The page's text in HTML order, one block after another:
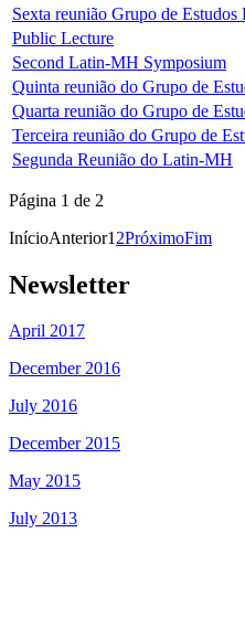
Sexta reunião Grupo de
Public Lecture
Second Latin-MH Symposium
Quinta reunião do Grupo de
Quarta reunião do Grupo de
Terceira reunião do Grupo de
Segunda Reunião do Latin-MH
Página 1 de 2
InícioAnterior1 2PróximoFim
Newsletter
April 2017
December 2016
July 2016
December 2015
May 2015
July 2013